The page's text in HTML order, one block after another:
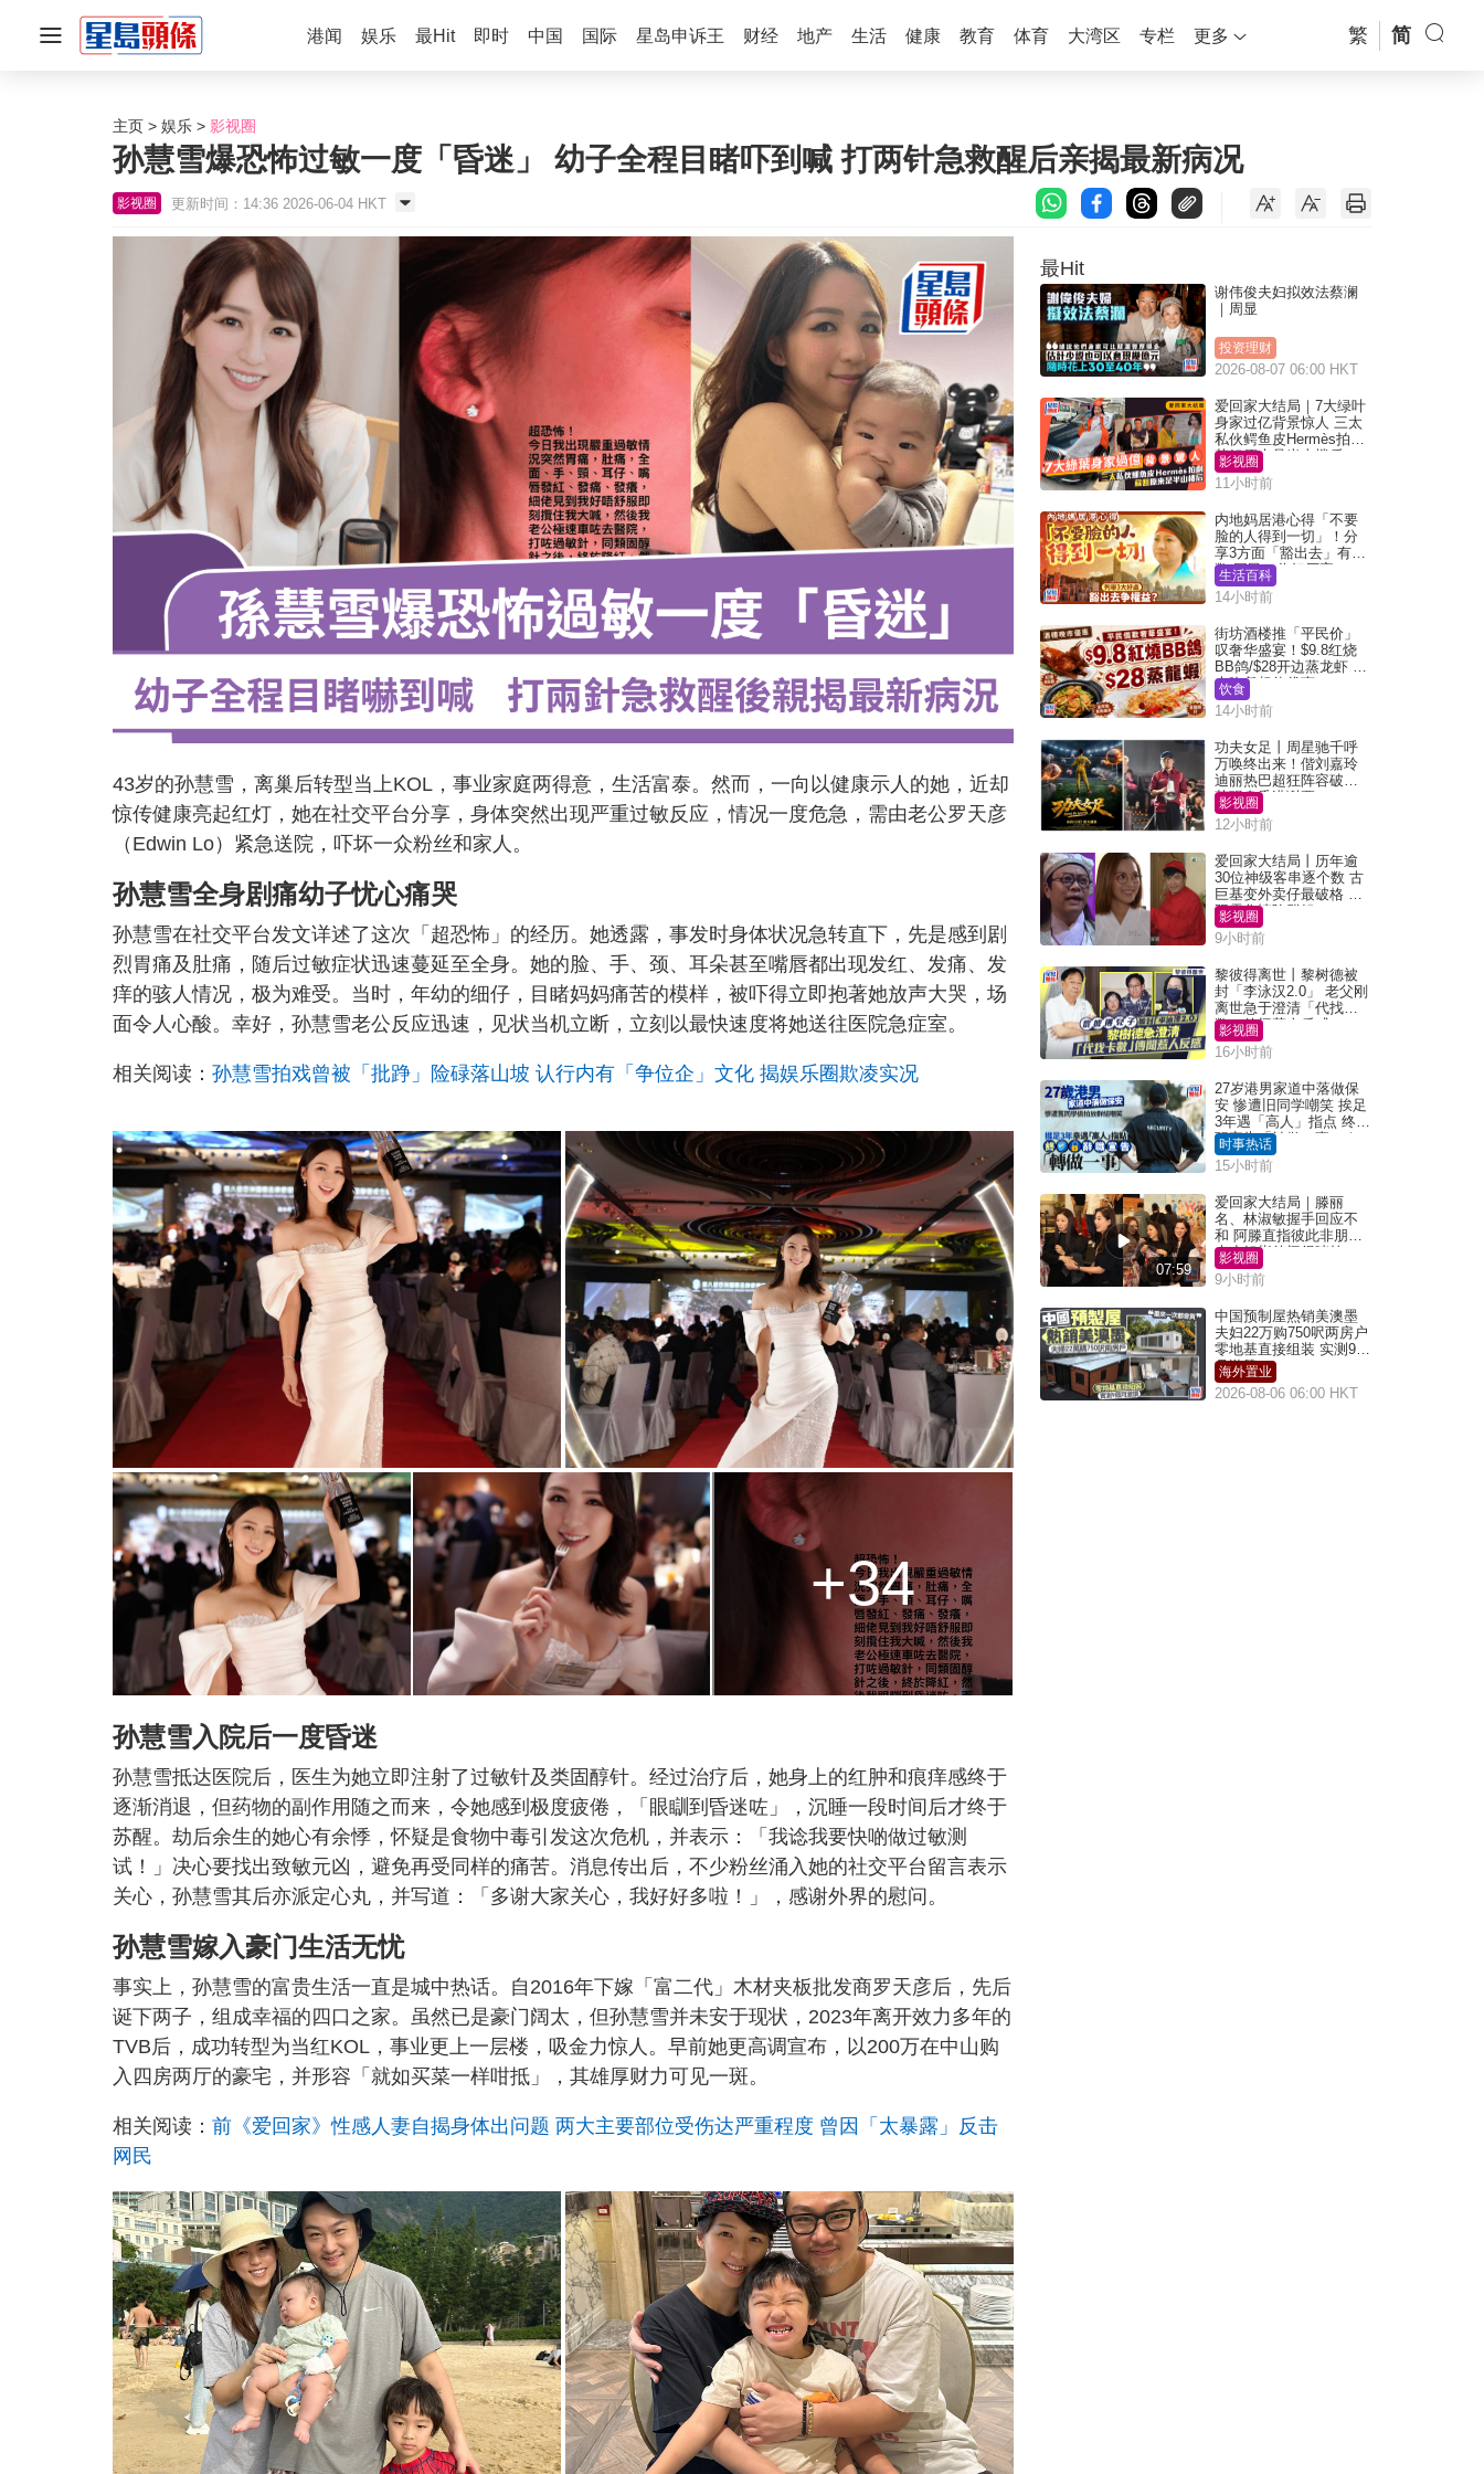
港闻 娱乐 最Hit 即时 中国 国际 星岛申诉王 财经 地产 生活 健康 教育 体育 大湾区 专栏 更多 繁 简
主页 娱乐 影视圈
孙慧雪爆恐怖过敏一度「昏迷」 幼子全程目睹吓到喊 打两针急救醒后亲揭最新病况
影视圈 更新时间：14:36 2026-06-04 HKT
43岁的孙慧雪，离巢后转型当上KOL，事业家庭两得意，生活富泰。然而，一向以健康示人的她，近却
惊传健康亮起红灯，她在社交平台分享，身体突然出现严重过敏反应，情况一度危急，需由老公罗天彦
（Edwin Lo）紧急送院，吓坏一众粉丝和家人。
孙慧雪全身剧痛幼子忧心痛哭
孙慧雪在社交平台发文详述了这次「超恐怖」的经历。她透露，事发时身体状况急转直下，先是感到剧
烈胃痛及肚痛，随后过敏症状迅速蔓延至全身。她的脸、手、颈、耳朵甚至嘴唇都出现发红、发痛、发
痒的骇人情况，极为难受。当时，年幼的细仔，目睹妈妈痛苦的模样，被吓得立即抱著她放声大哭，场
面令人心酸。幸好，孙慧雪老公反应迅速，见状当机立断，立刻以最快速度将她送往医院急症室。
相关阅读： 孙慧雪拍戏曾被「批踭」险碌落山坡 认行内有「争位企」文化 揭娱乐圈欺凌实况
+34
孙慧雪入院后一度昏迷
孙慧雪抵达医院后，医生为她立即注射了过敏针及类固醇针。经过治疗后，她身上的红肿和痕痒感终于
逐渐消退，但药物的副作用随之而来，令她感到极度疲倦，「眼瞓到昏迷咗」，沉睡一段时间后才终于
苏醒。劫后余生的她心有余悸，怀疑是食物中毒引发这次危机，并表示：「我谂我要快啲做过敏测
试！」决心要找出致敏元凶，避免再受同样的痛苦。消息传出后，不少粉丝涌入她的社交平台留言表示
关心，孙慧雪其后亦派定心丸，并写道：「多谢大家关心，我好好多啦！」，感谢外界的慰问。
孙慧雪嫁入豪门生活无忧
事实上，孙慧雪的富贵生活一直是城中热话。自2016年下嫁「富二代」木材夹板批发商罗天彦后，先后
诞下两子，组成幸福的四口之家。虽然已是豪门阔太，但孙慧雪并未安于现状，2023年离开效力多年的
TVB后，成功转型为当红KOL，事业更上一层楼，吸金力惊人。早前她更高调宣布，以200万在中山购
入四房两厅的豪宅，并形容「就如买菜一样咁抵」，其雄厚财力可见一斑。
相关阅读： 前《爱回家》性感人妻自揭身体出问题 两大主要部位受伤达严重程度 曾因「太暴露」反击
网民
最Hit
谢伟俊夫妇拟效法蔡澜
｜周显
投资理财
2026-08-07 06:00 HKT
爱回家大结局｜7大绿叶
身家过亿背景惊人 三太
私伙鳄鱼皮Hermès拍剧
苏姐原来是半山楼后
影视圈
11小时前
内地妈居港心得「不要
脸的人得到一切」！分
享3方面「豁出去」有著
数 网民：你好厉害
生活百科
14小时前
街坊酒楼推「平民价」
叹奢华盛宴！$9.8红烧
BB鸽/$28开边蒸龙虾 3
大晚餐超值优惠
饮食
14小时前
功夫女足丨周星驰千呼
万唤终出来！偕刘嘉玲
迪丽热巴超狂阵容破天
荒现身香港谢票
影视圈
12小时前
爱回家大结局丨历年逾
30位神级客串逐个数 古
巨基变外卖仔最破格 欧
阳震华情陷群姐
影视圈
9小时前
黎彼得离世丨黎树德被
封「李泳汉2.0」 老父刚
离世急于澄清「代找卡
数」传闻惹人反感
影视圈
16小时前
27岁港男家道中落做保
安 惨遭旧同学嘲笑 挨足
3年遇「高人」指点 终辞
职宣告「转做一事」｜
Juicy叮
时事热话
15小时前
07:59
爱回家大结局｜滕丽
名、林淑敏握手回应不
和 阿滕直指彼此非朋友
大小姐指传闻得啖笑
影视圈
9小时前
中国预制屋热销美澳墨
夫妇22万购750呎两房户
零地基直接组装 实测9个
月激赞
海外置业
2026-08-06 06:00 HKT